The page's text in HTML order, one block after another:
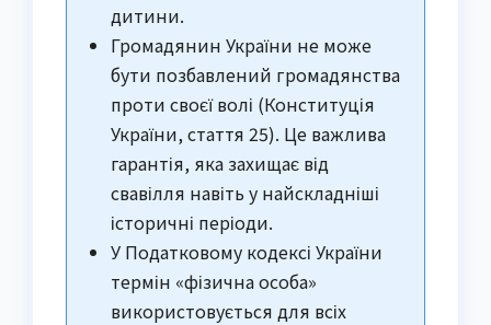
дитини.
Громадянин України не може
бути позбавлений громадянства
проти своєї волі (Конституція
України, стаття 25). Це важлива
гарантія, яка захищає від
свавілля навіть у найскладніші
історичні періоди.
У Податковому кодексі України
термін «фізична особа»
використовується для всіх